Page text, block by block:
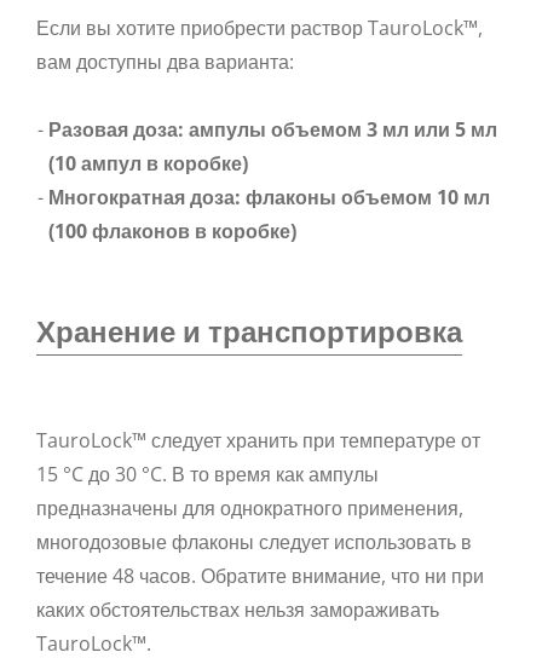
Если вы хотите приобрести раствор TauroLock™,
вам доступны два варианта:
Разовая доза: ампулы объемом 3 мл или 5 мл
(10 ампул в коробке)
Многократная доза: флаконы объемом 10 мл
(100 флаконов в коробке)
Хранение и транспортировка
TauroLock™ следует хранить при температуре от
15 °C до 30 °C. В то время как ампулы
предназначены для однократного применения,
многодозовые флаконы следует использовать в
течение 48 часов. Обратите внимание, что ни при
каких обстоятельствах нельзя замораживать
TauroLock™.